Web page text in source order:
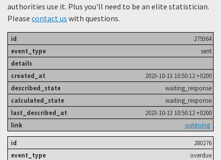
authorities use it. Plus you'll need to be an elite statistician.
Please contact us with questions.
279364
sent
2023-10-13 10:50:12 +0200
waiting_response
waiting_response
2023-10-13 10:50:12 +0200
outgoing
280276
overdue